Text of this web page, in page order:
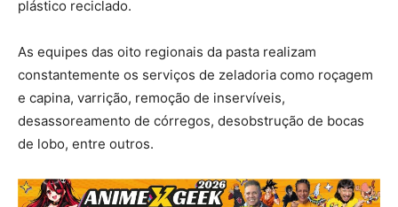
plástico reciclado.
As equipes das oito regionais da pasta realizam
constantemente os serviços de zeladoria como roçagem
e capina, varrição, remoção de inservíveis,
desassoreamento de córregos, desobstrução de bocas
de lobo, entre outros.